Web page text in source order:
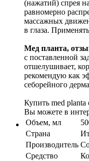
(нажатий) спрея
равномерно
массажных
в глаза.
Мед планта,
с поставленной
отшелушивает,
рекомендую как
себорейного
Купить med planta
Вы можете в
Объем, мл
Страна
Производитель
Средство